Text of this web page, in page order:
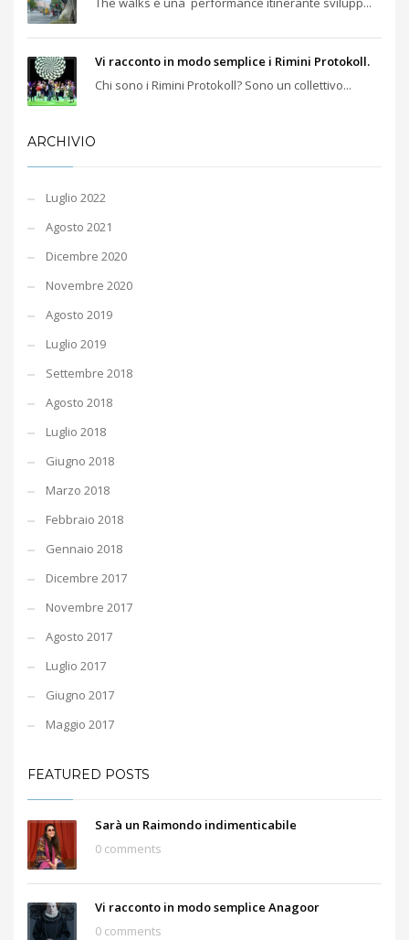
Vi racconto in modo semplice i Rimini Protokoll.
Chi sono i Rimini Protokoll? Sono un collettivo...
ARCHIVIO
Luglio 2022
Agosto 2021
Dicembre 2020
Novembre 2020
Agosto 2019
Luglio 2019
Settembre 2018
Agosto 2018
Luglio 2018
Giugno 2018
Marzo 2018
Febbraio 2018
Gennaio 2018
Dicembre 2017
Novembre 2017
Agosto 2017
Luglio 2017
Giugno 2017
Maggio 2017
FEATURED POSTS
Sarà un Raimondo indimenticabile
0 comments
Vi racconto in modo semplice Anagoor
0 comments